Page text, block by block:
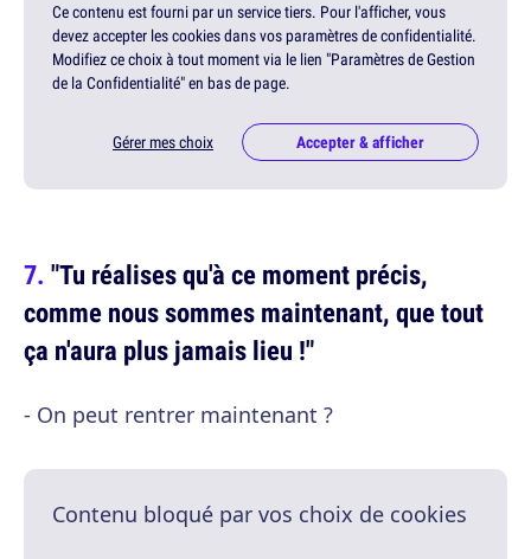
Ce contenu est fourni par un service tiers. Pour l'afficher, vous
devez accepter les cookies dans vos paramètres de confidentialité.
Modifiez ce choix à tout moment via le lien "Paramètres de Gestion
de la Confidentialité" en bas de page.
Gérer mes choix Accepter & afficher
"Tu réalises qu'à ce moment précis,
comme nous sommes maintenant, que tout
ça n'aura plus jamais lieu !"
- On peut rentrer maintenant ?
Contenu bloqué par vos choix de cookies